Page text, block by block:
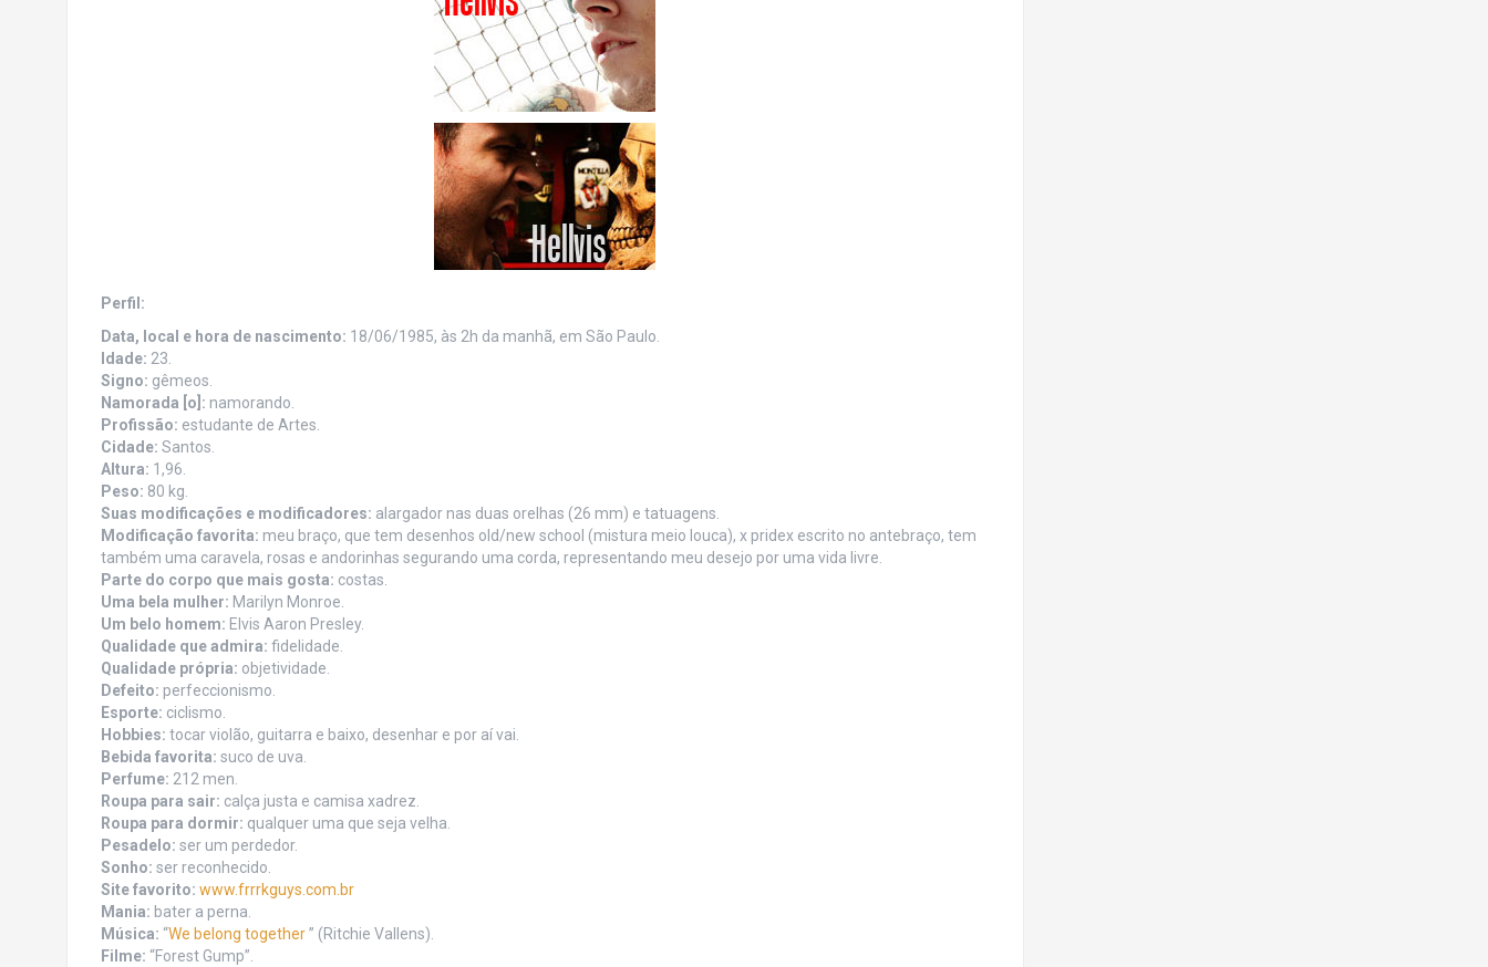
Perfil:
Data, local e hora de nascimento: 18/06/1985, às 2h da manhã, em São Paulo.
Idade: 23.
Signo: gêmeos.
Namorada [o]: namorando.
Profissão: estudante de Artes.
Cidade: Santos.
Altura: 1,96.
Peso: 80 kg.
Suas modificações e modificadores: alargador nas duas orelhas (26 mm) e tatuagens.
Modificação favorita: meu braço, que tem desenhos old/new school (mistura meio louca), x pridex escrito no antebraço, tem
também uma caravela, rosas e andorinhas segurando uma corda, representando meu desejo por uma vida livre.
Parte do corpo que mais gosta: costas.
Uma bela mulher: Marilyn Monroe.
Um belo homem: Elvis Aaron Presley.
Qualidade que admira: fidelidade.
Qualidade própria: objetividade.
Defeito: perfeccionismo.
Esporte: ciclismo.
Hobbies: tocar violão, guitarra e baixo, desenhar e por aí vai.
Bebida favorita: suco de uva.
Perfume: 212 men.
Roupa para sair: calça justa e camisa xadrez.
Roupa para dormir: qualquer uma que seja velha.
Pesadelo: ser um perdedor.
Sonho: ser reconhecido.
Site favorito: www.frrrkguys.com.br
Mania: bater a perna.
Música: “We belong together” (Ritchie Vallens).
Filme: “Forest Gump”.